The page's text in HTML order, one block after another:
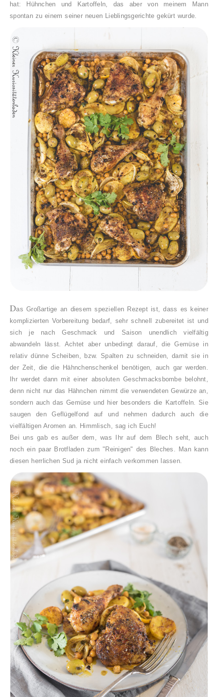
hat: Hühnchen und Kartoffeln, das aber von meinem Mann
spontan zu einem seiner neuen Lieblingsgerichte gekürt wurde.
Das Großartige an diesem speziellen Rezept ist, dass es keiner
komplizierten Vorbereitung bedarf, sehr schnell zubereitet ist und
sich je nach Geschmack und Saison unendlich vielfältig
abwandeln lässt. Achtet aber unbedingt darauf, die Gemüse in
relativ dünne Scheiben, bzw. Spalten zu schneiden, damit sie in
der Zeit, die die Hähnchenschenkel benötigen, auch gar werden.
Ihr werdet dann mit einer absoluten Geschmacksbombe belohnt,
denn nicht nur das Hähnchen nimmt die verwendeten Gewürze an,
sondern auch das Gemüse und hier besonders die Kartoffeln. Sie
saugen den Geflügelfond auf und nehmen dadurch auch die
vielfältigen Aromen an. Himmlisch, sag ich Euch!
Bei uns gab es außer dem, was Ihr auf dem Blech seht, auch
noch ein paar Brotfladen zum "Reinigen" des Bleches. Man kann
diesen herrlichen Sud ja nicht einfach verkommen lassen.